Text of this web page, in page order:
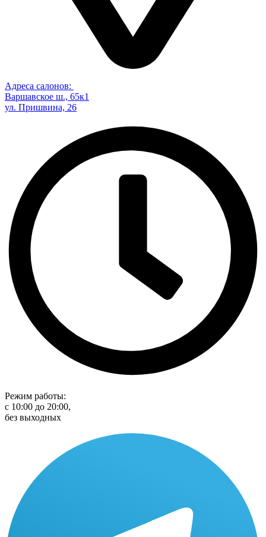
Адреса салонов:
Варшавское ш., 65к1
ул. Пришвина, 26
Режим работы:
с 10:00 до 20:00,
без выходных